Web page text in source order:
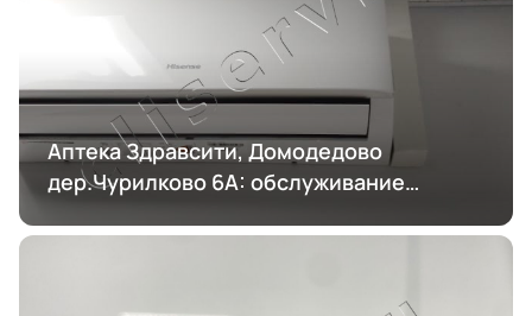
Аптека Здравсити, Домодедово
дер.Чурилково 6А: обслуживание